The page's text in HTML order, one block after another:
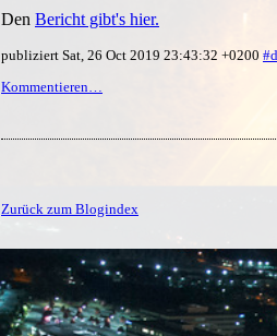
Den Bericht gibt's hier.
publiziert Sat, 26 Oct 2019 23:43:32 +0200
Kommentieren…
Zurück zum Blogindex